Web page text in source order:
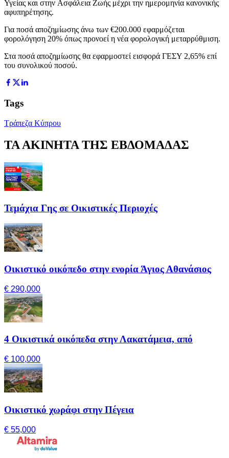
Υγείας και στην Ασφάλεια Ζωής μέχρι την ημερομηνία κανονικής
αφυπηρέτησης.
Για ποσά αποζημίωσης άνω των €200.000 εφαρμόζεται
φορολόγηση 20% όπως προνοεί η νέα φορολογική μεταρρύθμιση.
Στα ποσά αποζημίωσης θα εφαρμοστεί εισφορά ΓΕΣΥ 2,65% επί
του συνολικού ποσού.
Tags
Τράπεζα Κύπρου
ΤΑ ΑΚΙΝΗΤΑ ΤΗΣ ΕΒΔΟΜΑΔΑΣ
Τεμάχια Γης σε Οικιστικές Περιοχές
Οικιστικό οικόπεδο στην ενορία Άγιος Αθανάσιος
€ 290,000
4 Οικιστικά οικόπεδα στην Λακατάμεια, από
€ 100,000
Οικιστικό χωράφι στην Πέγεια
€ 55,000